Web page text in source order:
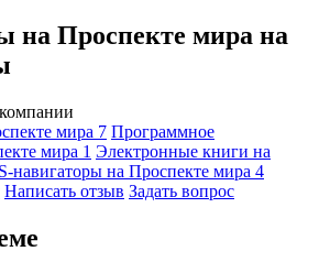
на Проспекте мира на
мира 7 Программное
мира 1 Электронные книги на
навигаторы на Проспекте мира 4
Написать отзыв Задать вопрос